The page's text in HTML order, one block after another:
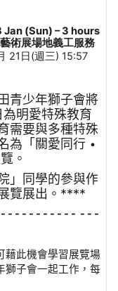
(Sun) – 3 hours
術展場地義工服務
21日(週三) 15:57
青少年獅子會將
為明愛特殊教育
需要與多種特殊
為「關愛同行 •
。
」同學的參與作
覽展出。****
- - - - - - - - - - - - -
藉此機會學習展覽場
獅子會一起工作，每